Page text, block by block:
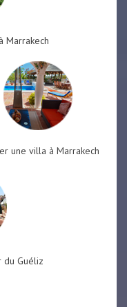
Marrakech
une villa à Marrakech
du Guéliz